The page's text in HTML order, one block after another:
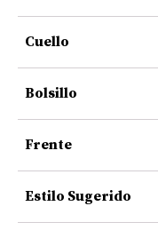
Cuello
Bolsillo
Frente
Estilo Sugerido